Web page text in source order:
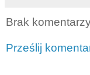
Brak
Prześlij